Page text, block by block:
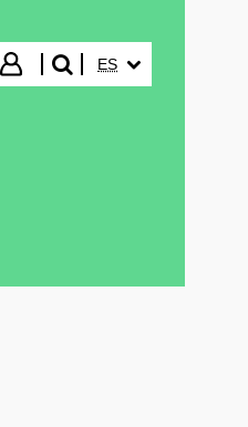
Iniciar sesión
buscar"
ES